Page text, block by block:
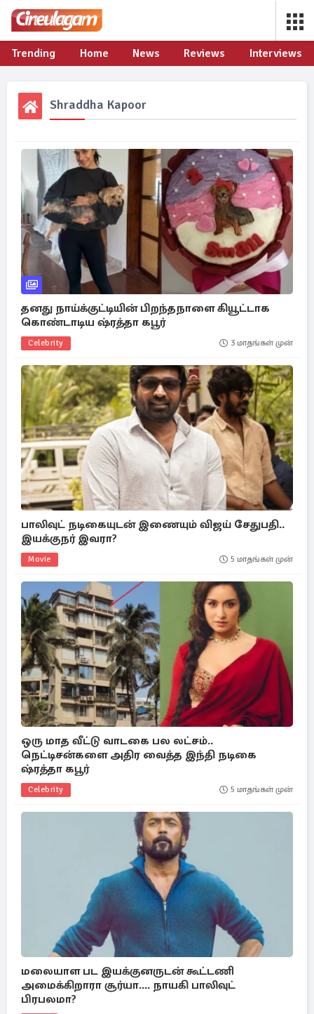
Trending Home News Reviews Interviews
Shraddha Kapoor
தனது நாய்க்குட்டியின் பிறந்தநாளை கியூட்டாக
கொண்டாடிய ஷ்ரத்தா கபூர்
Celebrity 3 மாதங்கள் முன்
பாலிவுட் நடிகையுடன் இணையும் விஜய் சேதுபதி..
இயக்குநர் இவரா?
Movie 5 மாதங்கள் முன்
ஒரு மாத வீட்டு வாடகை பல லட்சம்..
நெட்டிசன்களை அதிர வைத்த இந்தி நடிகை
ஷ்ரத்தா கபூர்
Celebrity 5 மாதங்கள் முன்
மலையாள பட இயக்குனருடன் கூட்டணி
அமைக்கிறாரா சூர்யா.... நாயகி பாலிவுட்
பிரபலமா?